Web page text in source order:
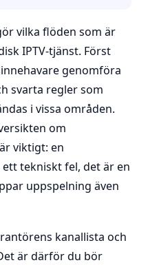
vilka flöden som är
IPTV-tjänst. Först
genomföra
svarta regler som
i vissa områden.
om
viktigt: en
tekniskt fel, det är en
uppspelning även
kanallista och
är därför du bör